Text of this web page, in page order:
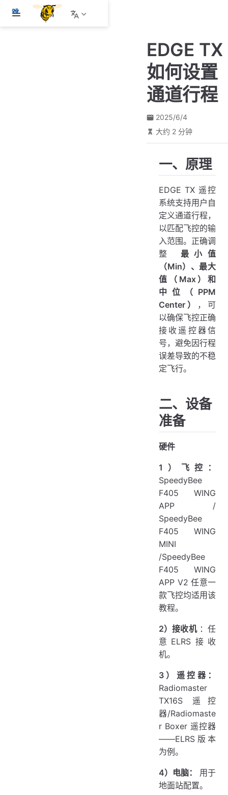
跳
EDGE TX
如何设置
通道行程
2025/6/4
大约 2 分钟
一、原理
EDGE TX 遥控
系统支持用户自
定义通道行程，
以匹配飞控的输
入范围。正确调
整 最小值
（Min）、最大
值（Max）和
中位（PPM
Center） ，可
以确保飞控正确
接收遥控器信
号，避免因行程
误差导致的不稳
定飞行。
二、设备
准备
硬件
1）飞控：
SpeedyBee
F405 WING
APP /
SpeedyBee
F405 WING
MINI
/SpeedyBee
F405 WING
APP V2 任意一
款飞控均适用该
教程。
2）接收机：任
意ELRS接收
机。
3）遥控器：
Radiomaster
TX16S 遥控
器/Radiomaste
r Boxer 遥控器
——ELRS版本
为例。
4）电脑：
用于
地面站配置。